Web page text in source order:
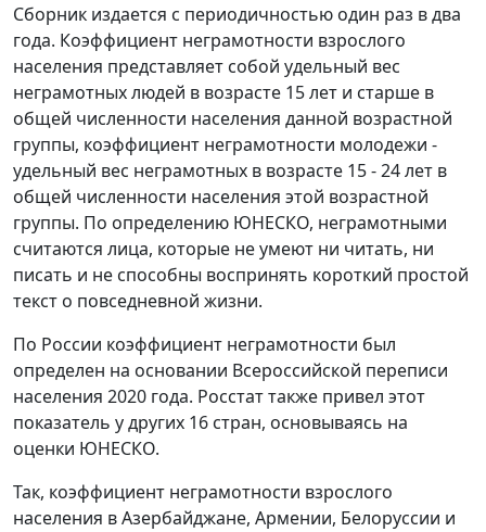
Сборник издается с периодичностью один раз в два
года. Коэффициент неграмотности взрослого
населения представляет собой удельный вес
неграмотных людей в возрасте 15 лет и старше в
общей численности населения данной возрастной
группы, коэффициент неграмотности молодежи -
удельный вес неграмотных в возрасте 15 - 24 лет в
общей численности населения этой возрастной
группы. По определению ЮНЕСКО, неграмотными
считаются лица, которые не умеют ни читать, ни
писать и не способны воспринять короткий простой
текст о повседневной жизни.
По России коэффициент неграмотности был
определен на основании Всероссийской переписи
населения 2020 года. Росстат также привел этот
показатель у других 16 стран, основываясь на
оценки ЮНЕСКО.
Так, коэффициент неграмотности взрослого
населения в Азербайджане, Армении, Белоруссии и